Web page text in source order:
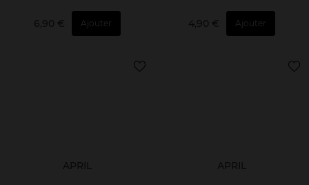
6,90 € Ajouter 4,90 € Ajouter
APRIL APRIL